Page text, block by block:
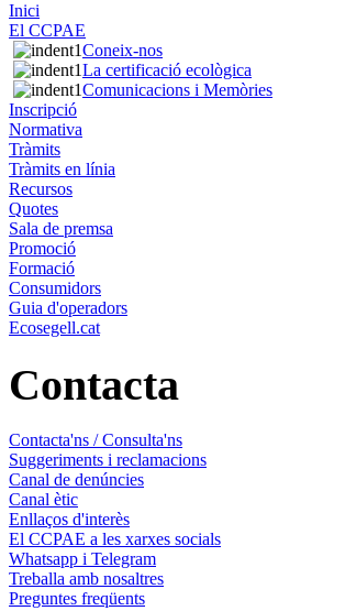
Inici
El CCPAE
Coneix-nos
La certificació ecològica
Comunicacions i Memòries
Inscripció
Normativa
Tràmits
Tràmits en línia
Recursos
Quotes
Sala de premsa
Promoció
Formació
Consumidors
Guia d'operadors
Ecosegell.cat
Contacta
Contacta'ns / Consulta'ns
Suggeriments i reclamacions
Canal de denúncies
Canal ètic
Enllaços d'interès
El CCPAE a les xarxes socials
Whatsapp i Telegram
Treballa amb nosaltres
Preguntes freqüents